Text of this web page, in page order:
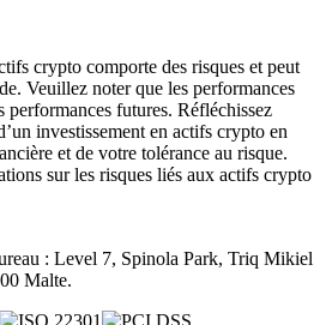
crypto comporte des risques et peut
Veuillez noter que les performances
performances futures. Réfléchissez
investissement en actifs crypto en
et de votre tolérance au risque.
sur les risques liés aux actifs crypto
: Level 7, Spinola Park, Triq Mikiel
Malte.